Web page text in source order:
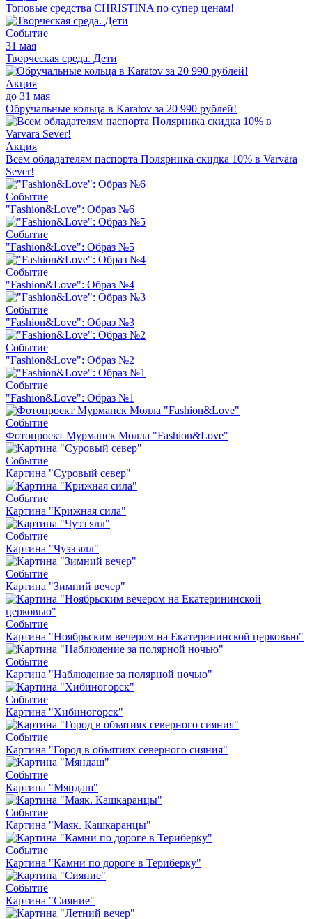
Топовые средства CHRISTINA по супер ценам!
Событие
31 мая
Творческая среда. Дети
Акция
до 31 мая
Обручальные кольца в Karatov за 20 990 рублей!
Акция
Всем обладателям паспорта Полярника скидка 10% в Varvara
Sever!
Событие
"Fashion&Love": Образ №6
Событие
"Fashion&Love": Образ №5
Событие
"Fashion&Love": Образ №4
Событие
"Fashion&Love": Образ №3
Событие
"Fashion&Love": Образ №2
Событие
"Fashion&Love": Образ №1
Событие
Фотопроект Мурманск Молла "Fashion&Love"
Событие
Картина "Суровый север"
Событие
Картина "Крижная сила"
Событие
Картина "Чуэз ялл"
Событие
Картина "Зимний вечер"
Событие
Картина "Ноябрьским вечером на Екатерининской церковью"
Событие
Картина "Наблюдение за полярной ночью"
Событие
Картина "Хибиногорск"
Событие
Картина "Город в объятиях северного сияния"
Событие
Картина "Мяндаш"
Событие
Картина "Маяк. Кашкаранцы"
Событие
Картина "Камни по дороге в Териберку"
Событие
Картина "Сияние"